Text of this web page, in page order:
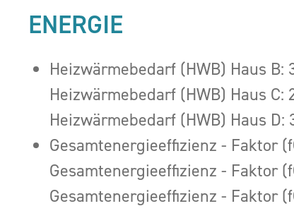
ENERGIE
Heizwärmebedarf (HWB) Haus B:
Heizwärmebedarf (HWB) Haus C:
Heizwärmebedarf (HWB) Haus D:
Gesamtenergieeffizienz - Faktor
Gesamtenergieeffizienz - Faktor
Gesamtenergieeffizienz - Faktor